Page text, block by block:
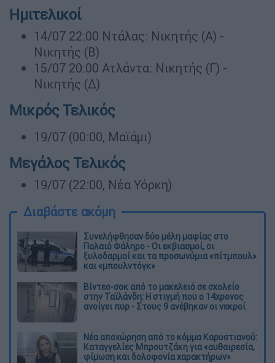
Ημιτελικοί
14/07 22:00 Ντάλας: Νικητής (Α) -
Νικητής (Β)
15/07 20:00 Ατλάντα: Νικητής (Γ) -
Νικητής (Δ)
Μικρός Τελικός
19/07 (00:00, Μαϊάμι)
Μεγάλος Τελικός
19/07 (22:00, Nέα Υόρκη)
Διαβάστε ακόμη
Συνελήφθησαν δύο μέλη μαφίας στο
Παλαιό Φάληρο - Οι εκβιασμοί, οι
ξυλοδαρμοί και τα προσωνύμια «πίτμπουλ»
και «μπουλντόγκ»
Βίντεο-σοκ από το μακελειό σε σχολείο
στην Ταϊλάνδη: Η στιγμή που ο 14χρονος
ανοίγει πυρ - Στους 9 ανέβηκαν οι νεκροί
Νέα αποχώρηση από το κόμμα Καρυστιανού:
Καταγγελίες Μπρουτζάκη για «αυθαιρεσία,
φίμωση και δολοφονία χαρακτήρων»